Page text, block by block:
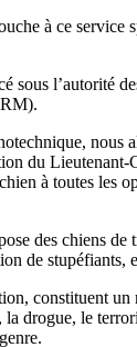
à ce service
sous l’autorité
nous
du
à toutes les
des chiens de
de
constituent
drogue, le